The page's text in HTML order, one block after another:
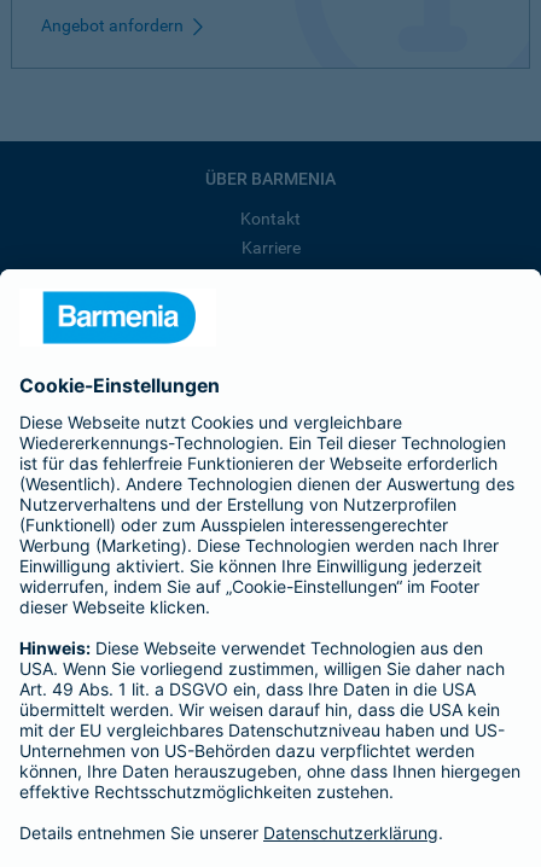
Angebot anfordern
ÜBER BARMENIA
Kontakt
Karriere
Barmenia ist Teil der BarmeniaGothaer
BELIEBTE SEITEN
Kranken-Zusatzversicherung
Tierversicherungen
Haftpflichtversicherung
Hausratversicherung
Adresse ändern
Schaden melden
Kilometerstandsmeldung
Serviceübersicht